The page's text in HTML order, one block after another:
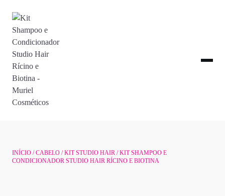
INÍCIO /CABELO /KIT STUDIO HAIR / KIT SHAMPOO E
CONDICIONADOR STUDIO HAIR RÍCINO E BIOTINA